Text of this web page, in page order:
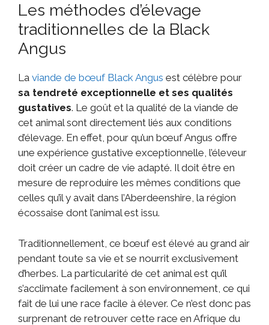
Les méthodes d’élevage
traditionnelles de la Black
Angus
La viande de bœuf Black Angus est célèbre pour
sa tendreté exceptionnelle et ses qualités
gustatives. Le goût et la qualité de la viande de
cet animal sont directement liés aux conditions
d’élevage. En effet, pour qu’un bœuf Angus offre
une expérience gustative exceptionnelle, l’éleveur
doit créer un cadre de vie adapté. Il doit être en
mesure de reproduire les mêmes conditions que
celles qu’il y avait dans l’Aberdeenshire, la région
écossaise dont l’animal est issu.
Traditionnellement, ce bœuf est élevé au grand air
pendant toute sa vie et se nourrit exclusivement
d’herbes. La particularité de cet animal est qu’il
s’acclimate facilement à son environnement, ce qui
fait de lui une race facile à élever. Ce n’est donc pas
surprenant de retrouver cette race en Afrique du